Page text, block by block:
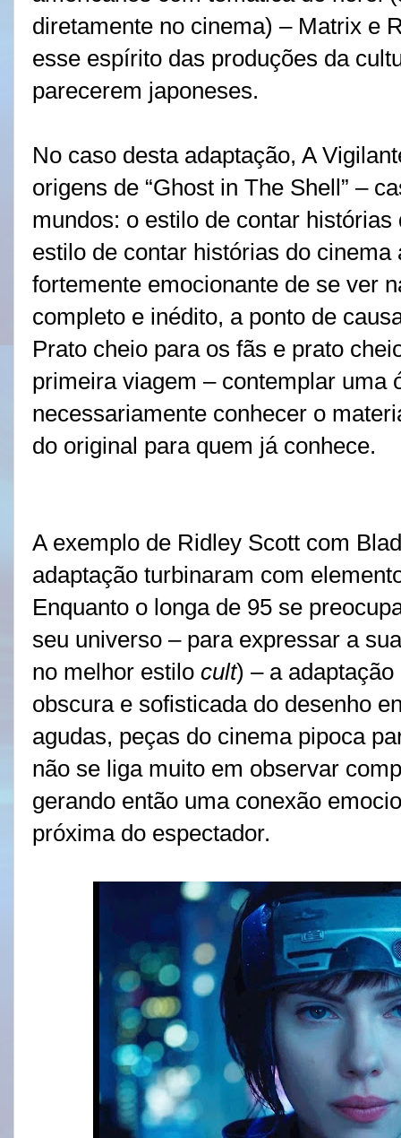
diretamente no cinema) – Matrix e
esse espírito das produções da
parecerem japoneses.
No caso desta adaptação, A
origens de “Ghost in The Shell” –
mundos: o estilo de contar
estilo de contar histórias do
fortemente emocionante de se ver
completo e inédito, a ponto de
Prato cheio para os fãs e prato
primeira viagem – contemplar uma
necessariamente conhecer o
do original para quem já conhece.
A exemplo de Ridley Scott com
adaptação turbinaram com
Enquanto o longa de 95 se
seu universo – para expressar a
no melhor estilo cult) – a
obscura e sofisticada do desenho
agudas, peças do cinema pipoca
não se liga muito em observar
gerando então uma conexão
próxima do espectador.